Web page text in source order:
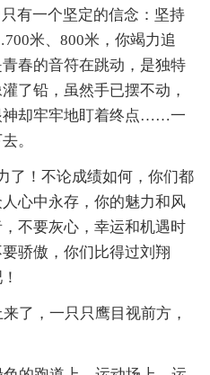
有一个坚定的信念：坚持
米、800米，你竭力追
春的音符在跳动，是独特
了铅，虽然手已摆不动，
神却牢牢地盯着终点……一
。
了！不论成绩如何，你们都
心中永存，你的魅力和风
不要灰心，幸运和机遇时
骄傲，你们比得过刘翔
了，一只只鹰目视前方，